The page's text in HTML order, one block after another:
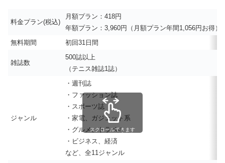
料金プラン(税込)
月額プラン：418円
年額プラン：3,960円（月額プラン年間1,056円お得）
無料期間
初回31日間
雑誌数
500誌以上
（テニス雑誌1誌）
ジャンル
・週刊誌
・ファッション誌
・スポーツ誌
・家電、ガジェット系
・グルメ、トラベル
・ビジネス、経済
など、全11ジャンル
スクロールできます